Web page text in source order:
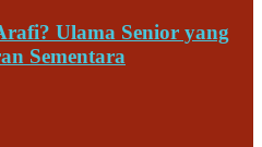
Ulama Senior yang
Sementara